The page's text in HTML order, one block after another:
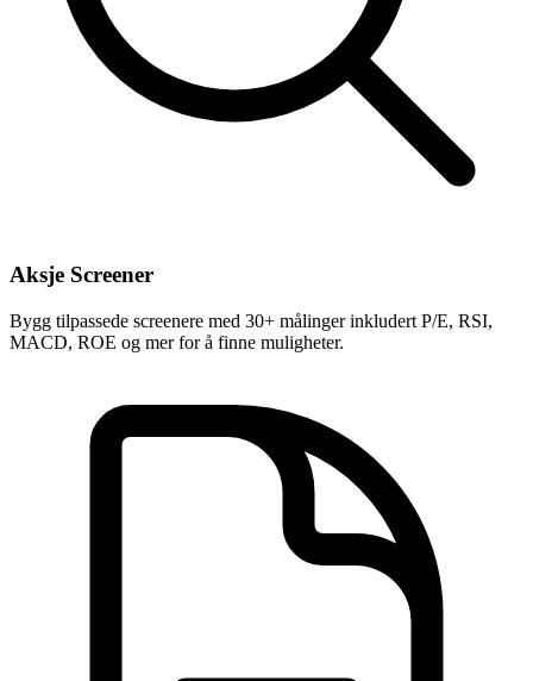
Aksje Screener
Bygg tilpassede screenere med 30+ målinger inkludert P/E, RSI,
MACD, ROE og mer for å finne muligheter.